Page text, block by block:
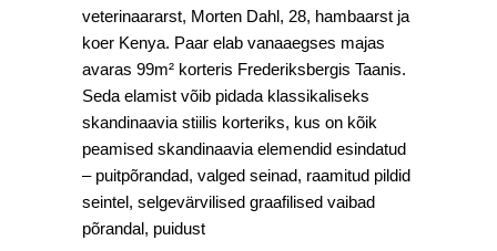
veterinaararst, Morten Dahl, 28, hambaarst ja
koer Kenya. Paar elab vanaaegses majas
avaras 99m² korteris Frederiksbergis Taanis.
Seda elamist võib pidada klassikaliseks
skandinaavia stiilis korteriks, kus on kõik
peamised skandinaavia elemendid esindatud
– puitpõrandad, valged seinad, raamitud pildid
seintel, selgevärvilised graafilised vaibad
põrandal, puidust